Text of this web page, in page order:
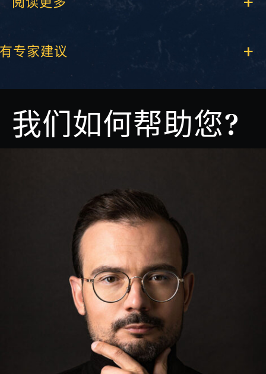
专家建议
我们如何帮助您?